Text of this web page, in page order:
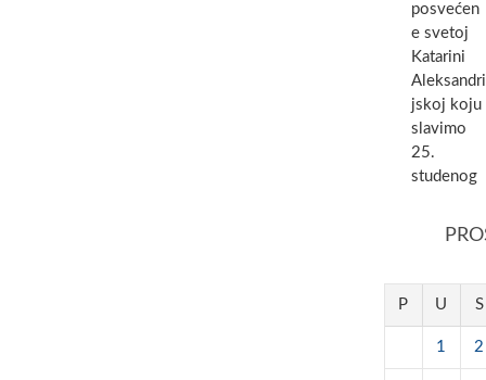
posvećen
e svetoj
Katarini
Aleksandri
jskoj koju
slavimo
25.
studenog
P U S
1 2